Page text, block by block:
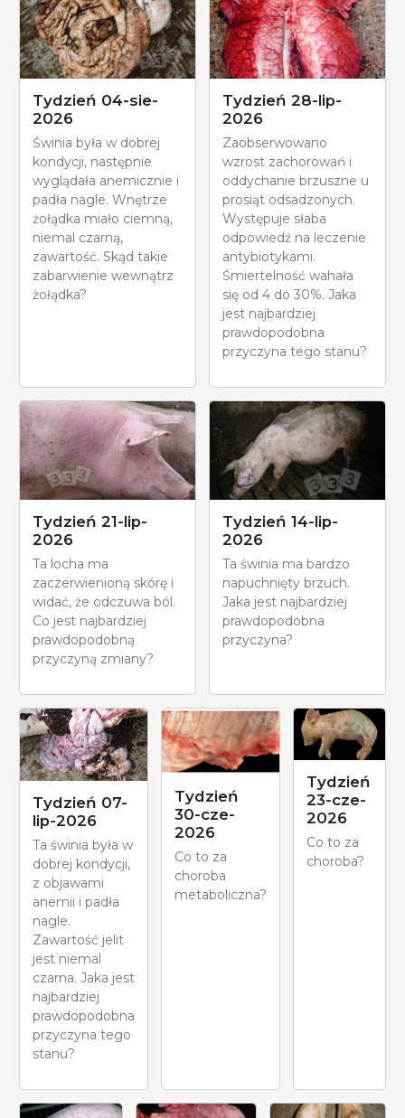
Tydzień 04-sie-
2026
Świnia była w dobrej
kondycji, następnie
wyglądała anemicznie i
padła nagle. Wnętrze
żołądka miało ciemną,
niemal czarną,
zawartość. Skąd takie
zabarwienie wewnątrz
żołądka?
Tydzień 28-lip-
2026
Zaobserwowano
wzrost zachorowań i
oddychanie brzuszne u
prosiąt odsadzonych.
Występuje słaba
odpowiedź na leczenie
antybiotykami.
Śmiertelność wahała
się od 4 do 30%. Jaka
jest najbardziej
prawdopodobna
przyczyna tego stanu?
Tydzień 21-lip-
2026
Ta locha ma
zaczerwienioną skórę i
widać, że odczuwa ból.
Co jest najbardziej
prawdopodobną
przyczyną zmiany?
Tydzień 14-lip-
2026
Ta świnia ma bardzo
napuchnięty brzuch.
Jaka jest najbardziej
prawdopodobna
przyczyna?
Tydzień 07-
lip-2026
Ta świnia była w
dobrej kondycji,
z objawami
anemii i padła
nagle.
Zawartość jelit
jest niemal
czarna. Jaka jest
najbardziej
prawdopodobna
przyczyna tego
stanu?
Tydzień
30-cze-
2026
Co to za
choroba
metaboliczna?
Tydzień
23-cze-
2026
Co to za
choroba?